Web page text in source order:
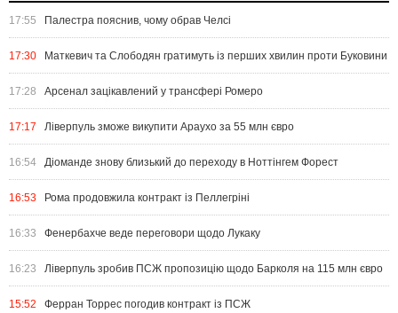
17:55 Палестра пояснив, чому обрав Челсі
17:30 Маткевич та Слободян гратимуть із перших хвилин проти Буковини
17:28 Арсенал зацікавлений у трансфері Ромеро
17:17 Ліверпуль зможе викупити Араухо за 55 млн євро
16:54 Діоманде знову близький до переходу в Ноттінгем Форест
16:53 Рома продовжила контракт із Пеллегріні
16:33 Фенербахче веде переговори щодо Лукаку
16:23 Ліверпуль зробив ПСЖ пропозицію щодо Барколя на 115 млн євро
15:52 Ферран Торрес погодив контракт із ПСЖ